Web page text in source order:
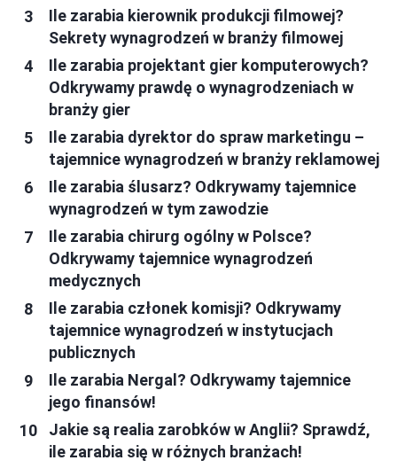
Ile zarabia kierownik produkcji filmowej?
Sekrety wynagrodzeń w branży filmowej
Ile zarabia projektant gier komputerowych?
Odkrywamy prawdę o wynagrodzeniach w
branży gier
Ile zarabia dyrektor do spraw marketingu –
tajemnice wynagrodzeń w branży reklamowej
Ile zarabia ślusarz? Odkrywamy tajemnice
wynagrodzeń w tym zawodzie
Ile zarabia chirurg ogólny w Polsce?
Odkrywamy tajemnice wynagrodzeń
medycznych
Ile zarabia członek komisji? Odkrywamy
tajemnice wynagrodzeń w instytucjach
publicznych
Ile zarabia Nergal? Odkrywamy tajemnice
jego finansów!
Jakie są realia zarobków w Anglii? Sprawdź,
ile zarabia się w różnych branżach!